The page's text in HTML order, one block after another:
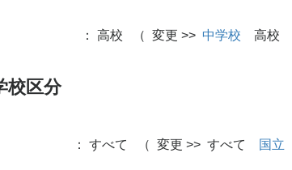
校区分
： 高校 （ 変更 >> 中学校 高校
： すべて （ 変更 >> すべて 国立